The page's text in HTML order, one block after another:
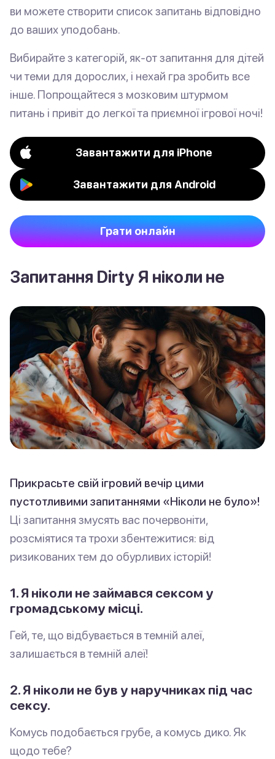
ви можете створити список запитань відповідно
до ваших уподобань.
Вибирайте з категорій, як-от запитання для дітей
чи теми для дорослих, і нехай гра зробить все
інше. Попрощайтеся з мозковим штурмом
питань і привіт до легкої та приємної ігрової ночі!
Завантажити для iPhone
Завантажити для Android
Грати онлайн
Запитання Dirty Я ніколи не
Прикрасьте свій ігровий вечір цими
пустотливими запитаннями «Ніколи не було»!
Ці запитання змусять вас почервоніти,
розсміятися та трохи збентежитися: від
ризикованих тем до обурливих історій!
1. Я ніколи не займався сексом у
громадському місці.
Гей, те, що відбувається в темній алеї,
залишається в темній алеї!
2. Я ніколи не був у наручниках під час
сексу.
Комусь подобається грубе, а комусь дико. Як
щодо тебе?